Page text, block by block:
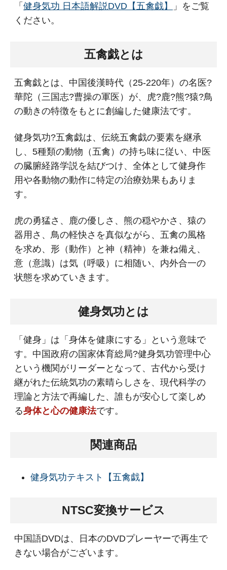
「 健身気功 日本語解説DVD【五禽戯】
」をご覧
ください。
五禽戯とは
五禽戯とは、中国後漢時代（25-220年）の名医?
華陀（三国志?曹操の軍医）が、虎?鹿?熊?猿?鳥
の動きの特徴をもとに創編した健康法です。
健身気功?五禽戯は、伝統五禽戯の要素を継承
し、5種類の動物（五禽）の持ち味に従い、中医
の臓腑経路学説を結びつけ、全体として健身作
用や各動物の動作に特定の治療効果もありま
す。
虎の勇猛さ、鹿の優しさ、熊の穏やかさ、猿の
器用さ、鳥の軽快さを真似ながら、五禽の風格
を求め、形（動作）と神（精神）を兼ね備え、
意（意識）は気（呼吸）に相随い、内外合一の
状態を求めていきます。
健身気功とは
「健身」は「身体を健康にする」という意味で
す。中国政府の国家体育総局?健身気功管理中心
という機関がリーダーとなって、古代から受け
継がれた伝統気功の素晴らしさを、現代科学の
理論と方法で再編した、誰もが安心して楽しめ
る身体と心の健康法です。
関連商品
健身気功テキスト【五禽戯】
NTSC変換サービス
中国語DVDは、日本のDVDプレーヤーで再生で
きない場合がございます。